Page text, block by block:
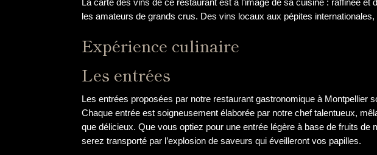
La carte des vins de ce restaurant est à l’image de sa cuisine : raffinée
les amateurs de grands crus. Des vins locaux aux pépites
Expérience culinaire
Les entrées
Les entrées proposées par notre restaurant gastronomique à Montpellier
Chaque entrée est soigneusement élaborée par notre chef talentueux,
que délicieux. Que vous optiez pour une entrée légère à base de fruits
serez transporté par l’explosion de saveurs qui éveilleront vos papilles.